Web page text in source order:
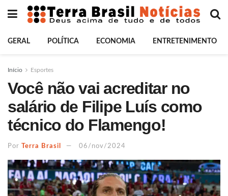
GERAL POLÍTICA ECONOMIA ENTRETENIMENTO
Início Esportes
Você não vai acreditar no
salário de Filipe Luís como
técnico do Flamengo!
Por Terra Brasil 06/nov/2024